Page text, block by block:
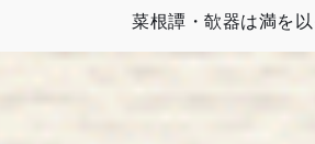
菜根譚・欹器は満を